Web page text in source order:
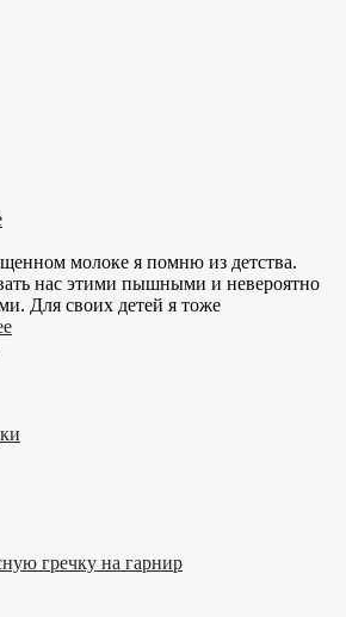
молоке я помню из детства.
нас этими пышными и невероятно
Для своих детей я тоже
гречку на гарнир